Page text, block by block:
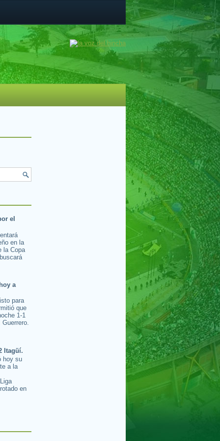
el
en la
la Copa
a
para
que
1-1
Itagüí.
hoy su
a la
en